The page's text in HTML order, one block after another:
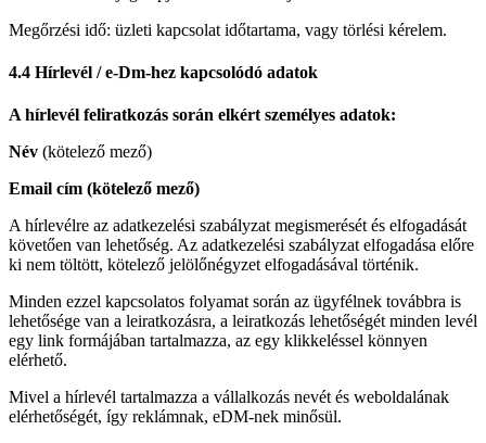
Megőrzési idő: üzleti kapcsolat időtartama, vagy törlési kérelem.
4.4 Hírlevél / e-Dm-hez kapcsolódó adatok
A hírlevél feliratkozás során elkért személyes adatok:
Név (kötelező mező)
Email cím (kötelező mező)
A hírlevélre az adatkezelési szabályzat megismerését és elfogadását
követően van lehetőség. Az adatkezelési szabályzat elfogadása előre
ki nem töltött, kötelező jelölőnégyzet elfogadásával történik.
Minden ezzel kapcsolatos folyamat során az ügyfélnek továbbra is
lehetősége van a leiratkozásra, a leiratkozás lehetőségét minden levél
egy link formájában tartalmazza, az egy klikkeléssel könnyen
elérhető.
Mivel a hírlevél tartalmazza a vállalkozás nevét és weboldalának
elérhetőségét, így reklámnak, eDM-nek minősül.